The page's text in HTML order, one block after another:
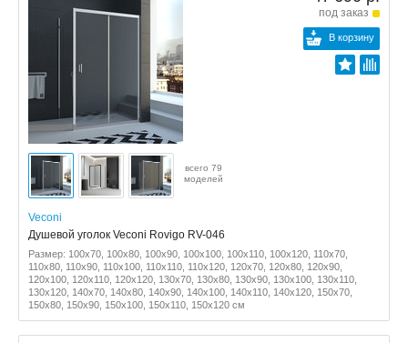
под заказ
В корзину
всего 79
моделей
Veconi
Душевой уголок Veconi Rovigo RV-046
Размер: 100x70, 100x80, 100x90, 100x100, 100x110, 100x120, 110x70,
110x80, 110x90, 110x100, 110x110, 110x120, 120x70, 120x80, 120x90,
120x100, 120x110, 120x120, 130x70, 130x80, 130x90, 130x100, 130x110,
130x120, 140x70, 140x80, 140x90, 140x100, 140x110, 140x120, 150x70,
150x80, 150x90, 150x100, 150x110, 150x120 см